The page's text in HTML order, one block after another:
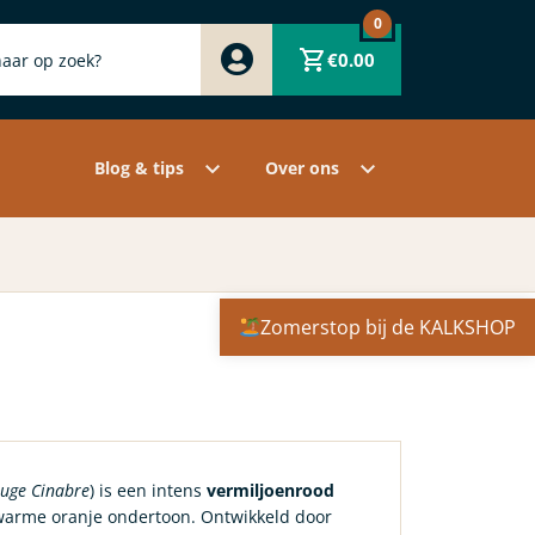
€0.00
0
Zwart
Grijs
Overige pigmenten
Blog & tips Over ons
Contact
Cinabre) is een intens vermiljoenrood
oranje ondertoon. Ontwikkeld door
Zomerstop bij de KALKSHOP